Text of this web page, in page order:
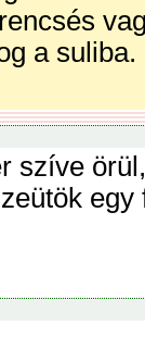
a suliba.
szíve
egy